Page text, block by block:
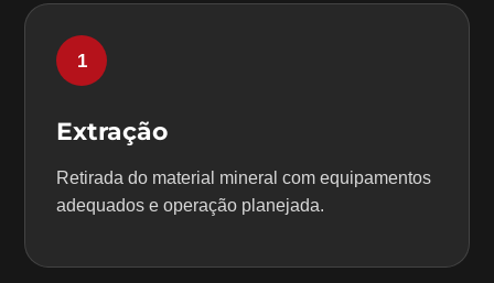
1
Extração
Retirada do material mineral com equipamentos
adequados e operação planejada.